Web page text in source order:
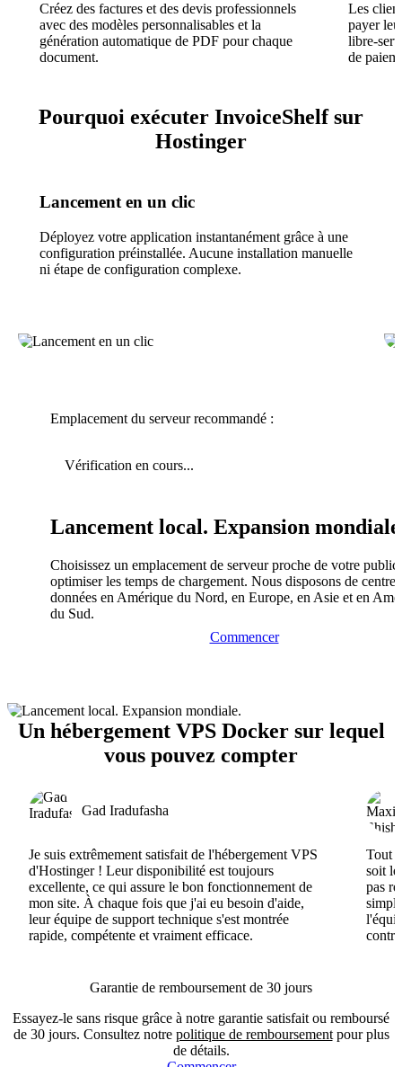
Créez des factures et des devis professionnels
avec des modèles personnalisables et la
génération automatique de PDF pour chaque
document.
Les
payer
libre-
de
Pourquoi exécuter InvoiceShelf sur
Hostinger
Lancement en un clic
Déployez votre application instantanément grâce à une
configuration préinstallée. Aucune installation manuelle
ni étape de configuration complexe.
Emplacement du serveur recommandé :
Vérification en cours...
Lancement local. Expansion
Choisissez un emplacement de serveur proche de votre
optimiser les temps de chargement. Nous disposons de
données en Amérique du Nord, en Europe, en Asie et en
du Sud.
Commencer
Un hébergement VPS Docker sur lequel
vous pouvez compter
Gad Iradufasha
Je suis extrêmement satisfait de l'hébergement VPS
d'Hostinger ! Leur disponibilité est toujours
excellente, ce qui assure le bon fonctionnement de
mon site. À chaque fois que j'ai eu besoin d'aide,
leur équipe de support technique s'est montrée
rapide, compétente et vraiment efficace.
Tout
soit
pas
Garantie de remboursement de 30 jours
Essayez-le sans risque grâce à notre garantie satisfait ou remboursé
de 30 jours. Consultez notre politique de remboursementpour plus
de détails.